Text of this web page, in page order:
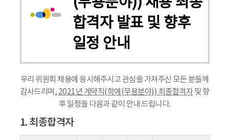
합격자 발표 및 향후
일정 안내
우리 위원회 채용에 응시해주시고 관심을 가져주신 모든 분들께
감사드리며, 2021년 계약직(학예(무용분야)) 최종합격자및 향
후 일정을 다음과 같이 안내 드립니다.
1. 최종합격자